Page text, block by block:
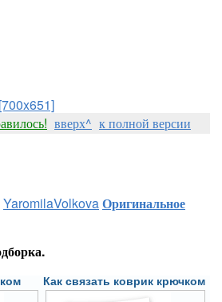
[700x651]
вверх^ к полной версии
YaromilaVolkovaОригинальное
Как связать коврик крючком